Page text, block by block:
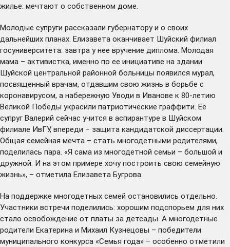
жилье: мечтают о собственном доме.
Молодые супруги рассказали губернатору и о своих
дальнейших планах. Елизавета оканчивает Шуйский филиал
госуниверситета: завтра у нее вручение диплома. Молодая
мама – активистка, именно по ее инициативе на здании
Шуйской центральной районной больницы появился мурал,
посвященный врачам, отдавшим свою жизнь в борьбе с
коронавирусом, а набережную Уводи в Иванове к 80-летию
Великой Победы украсили патриотические граффити. Её
супруг Валерий сейчас учится в аспирантуре в Шуйском
филиале ИвГУ, впереди – защита кандидатской диссертации.
Общая семейная мечта – стать многодетными родителями,
поделилась пара. «Я сама из многодетной семьи – большой и
дружной. И на этом примере хочу построить свою семейную
жизнь», – отметила Елизавета Бугрова.
На поддержке многодетных семей остановились отдельно.
Участники встречи поделились: хорошим подспорьем для них
стало освобождение от платы за детсады. А многодетные
родители Екатерина и Михаил Кузнецовы – победители
муниципального конкурса «Семья года» – особенно отметили